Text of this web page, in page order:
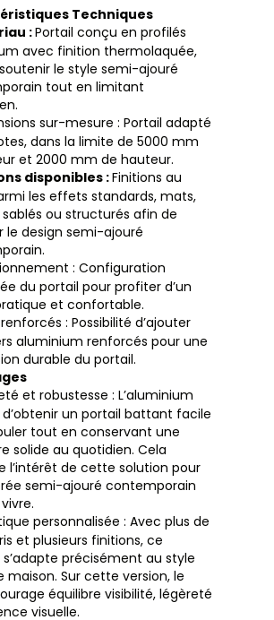
Techniques
:Portail conçu en profilés
avec finition thermolaquée,
le style semi-ajouré
tout en limitant
sur-mesure : Portail adapté
dans la limite de 5000 mm
et 2000 mm de hauteur.
disponibles :Finitions au
les effets standards, mats,
sablés ou structurés afin de
le design semi-ajouré
: Configuration
du portail pour profiter d’un
et confortable.
: Possibilité d’ajouter
aluminium renforcés pour une
durable du portail.
et robustesse : L’aluminium
un portail battant facile
tout en conservant une
solide au quotidien. Cela
l’intérêt de cette solution pour
semi-ajouré contemporain
personnalisée : Avec plus de
et plusieurs finitions, ce
précisément au style
maison. Sur cette version, le
équilibre visibilité, légèreté
visuelle.